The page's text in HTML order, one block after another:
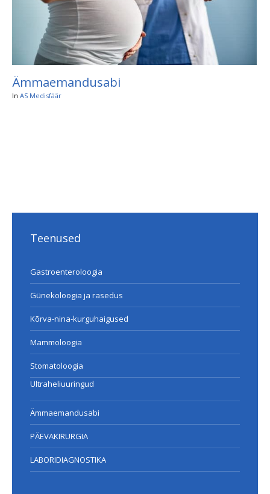
Ämmaemandusabi
InAS Medisfäär
Teenused
Gastroenteroloogia
Günekoloogia ja rasedus
Kõrva-nina-kurguhaigused
Mammoloogia
Stomatoloogia
Ultraheliuuringud
Ämmaemandusabi
PÄEVAKIRURGIA
LABORIDIAGNOSTIKA